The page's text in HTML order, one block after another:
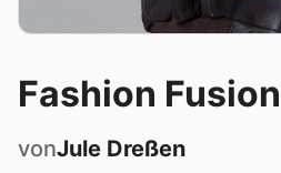
Fashion Fusion
vonJule Dreßen